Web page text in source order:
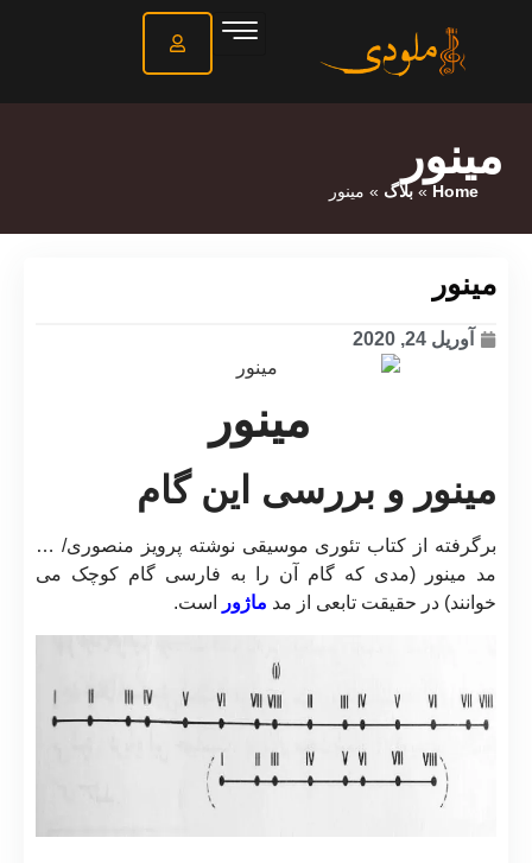
مینور
Home
» بلاگ » مینور
مینور
آوریل 24, 2020
مینور
مینور و بررسی این گام
برگرفته از کتاب تئوری موسیقی نوشته پرویز منصوری/ …
مد مینور (مدی که گام آن را به فارسی گام کوچک می
خوانند) در حقیقت تابعی از مد ماژور است.